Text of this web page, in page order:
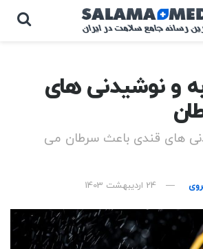
و نوشیدنی های
های قندی باعث سرطان می
24 اردیبهشت 1403